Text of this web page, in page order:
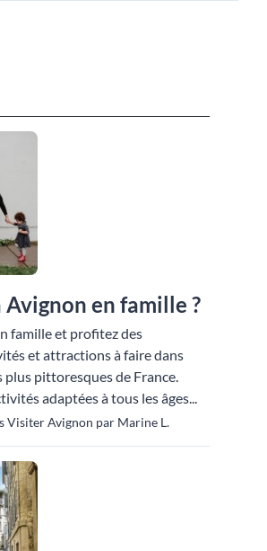
en famille ?
famille et profitez des
et attractions à faire dans
plus pittoresques de France.
adaptées à tous les âges...
Visiter Avignon par Marine L.